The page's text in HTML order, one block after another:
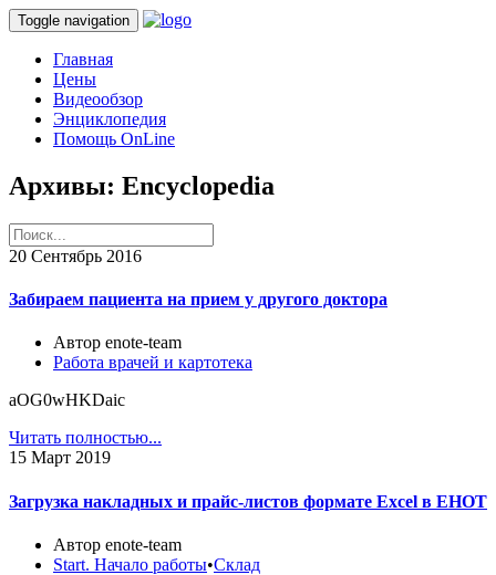
Toggle navigation
Главная
Цены
Видеообзор
Энциклопедия
Помощь OnLine
Архивы: Encyclopedia
20 Сентябрь 2016
Забираем пациента на прием у другого доктора
Автор enote-team
Работа врачей и картотека
aOG0wHKDaic
Читать полностью...
15 Март 2019
Загрузка накладных и прайс-листов формате Excel в ЕНОТ
Автор enote-team
Start. Начало работы•Склад